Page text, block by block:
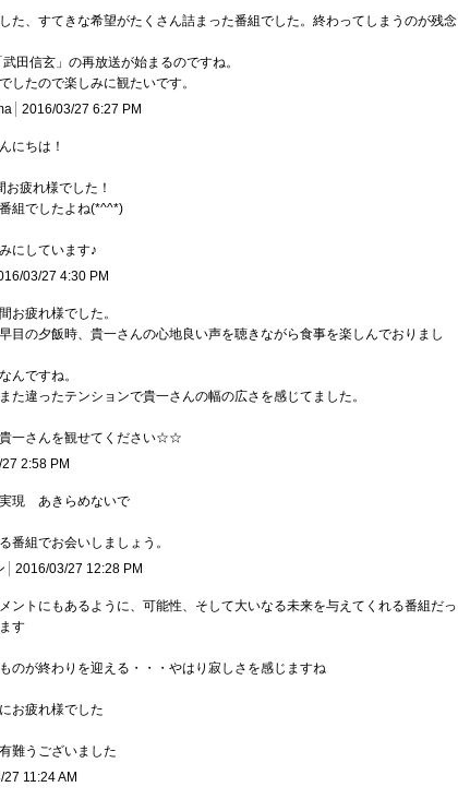
た、すてきな希望がたくさん詰まった番組でした。終わってしまうのが残念
田信玄」の再放送が始まるのですね。
したので楽しみに観たいです。
2016/03/27 6:27 PM
にちは！
疲れ様でした！
組でしたよね(*^^*)
にしています♪
03/27 4:30 PM
お疲れ様でした。
目の夕飯時、貴一さんの心地良い声を聴きながら食事を楽しんでおりまし
んですね。
た違ったテンションで貴一さんの幅の広さを感じてました。
一さんを観せてください☆☆
2:58 PM
現 あきらめないで
番組でお会いしましょう。
2016/03/27 12:28 PM
ントにもあるように、可能性、そして大いなる未来を与えてくれる番組だっ
す
のが終わりを迎える・・・やはり寂しさを感じますね
お疲れ様でした
難うございました
11:24 AM